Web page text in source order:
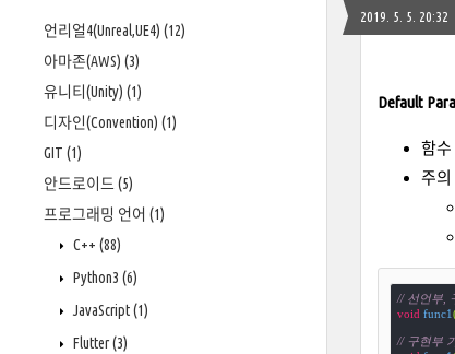
언리얼4(Unreal,UE4) (12)
아마존(AWS) (3)
유니티(Unity) (1)
디자인(Convention) (1)
GIT (1)
안드로이드 (5)
프로그래밍 언어 (1)
C++ (88)
Python3 (6)
JavaScript(1)
Flutter(3)
2019. 5. 5. 20:32
Default
함수
주의
// 선언부,
void func1
// 구현부